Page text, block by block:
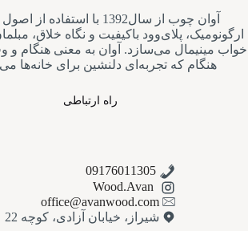
آوان چوب از سال1392 با استفاده
ارگونومیک، پلای‌وود باکیفیت و نگاه خلاق،
خواب مینیمال می‌سازد. آوان به معنی هنگام
هنگام که تجربه‌ای دلنشین برای خانه‌ها
راه ارتباطی
09176011305
Wood.Avan
office@avanwood.com
شیراز، خیابان آزادی، کوچه 22